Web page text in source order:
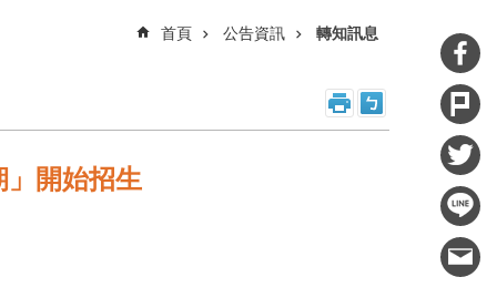
首頁 公告資訊 轉知訊息
開始招生